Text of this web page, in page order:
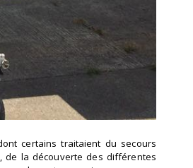
certains traitaient du secours
de la découverte des différentes